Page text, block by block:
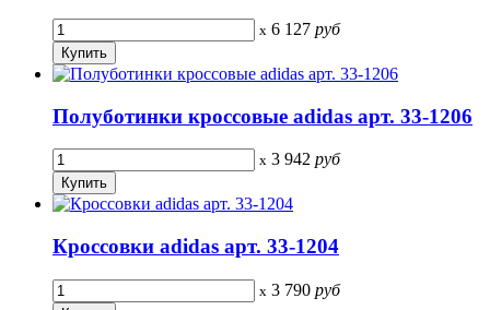
x 6 127 руб
Полуботинки кроссовые adidas арт. 33-1206
x 3 942 руб
Кроссовки adidas арт. 33-1204
x 3 790 руб